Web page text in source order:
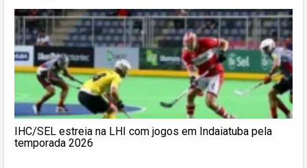
IHC/SEL estreia na LHI com jogos em Indaiatuba pela
temporada 2026